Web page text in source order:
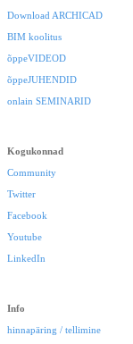
Download ARCHICAD
BIM koolitus
õppeVIDEOD
õppeJUHENDID
onlain SEMINARID
Kogukonnad
Community
Twitter
Facebook
Youtube
LinkedIn
Info
hinnapäring / tellimine